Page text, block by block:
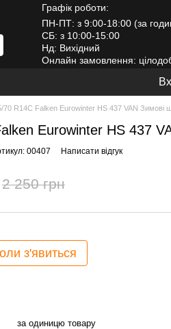
Графік роботи:
ПН-ПТ: з 9:00-18:00 (за
СБ: з 10:00-15:00
Нд: Вихідний
Онлайн замовлення:
70 R14C Falken Eurowinter HS 437 VAN Зимові
Eurowinter HS 437
00407 Написати відгук
2 250 грн
з'явиться
за одиницю товару